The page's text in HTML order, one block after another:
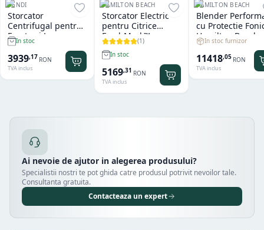
HENDI
Storcator
Centrifugal pentru
Fructe si Legume
Hendi
In stoc
3939,17 RON
TVA inclus
HAMILTON BEACH
Storcator Electric
pentru Citrice
FreshMark™
Hamilton Beach
(1)
In stoc
5169,31 RON
TVA inclus
HAMILTON BEACH
Blender
cu Protectie
Hamilton Beach
Summit® Edge
In stoc furnizor
11418,05 RON
TVA inclus
Ai nevoie de ajutor in alegerea produsului?
Specialistii nostri te pot ghida catre produsul potrivit nevoilor tale.
Consultanta gratuita.
Contacteaza un expert